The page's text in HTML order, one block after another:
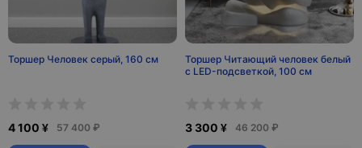
Торшер Человек серый, 160 см
4 100 ¥ 57 400 ₽
Торшер Читающий человек белый
с LED-подсветкой, 100 см
3 300 ¥ 46 200 ₽